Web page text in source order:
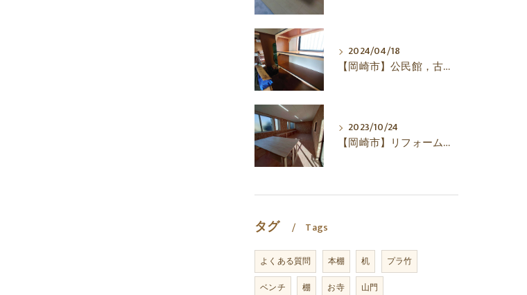
2024/04/18
【岡崎市】公民館，古い机，棚，㈱犬塚建築
2023/10/24
【岡崎市】リフォーム，工場，作業場，㈱犬塚建築
タグ Tags
よくある質問 本棚 机
プラ竹
ベンチ
棚 お寺
山門